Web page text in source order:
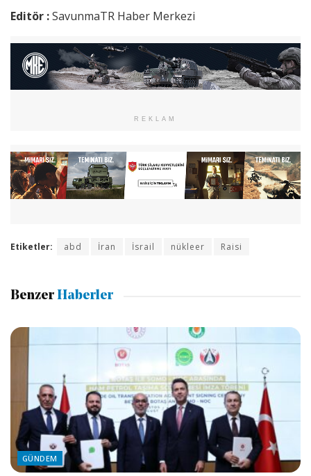
Editör :SavunmaTR Haber Merkezi
REKLAM
Etiketler: abd İran İsrail nükleer Raisi
Benzer Haberler
GÜNDEM